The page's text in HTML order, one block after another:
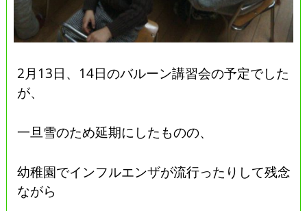
2月13日、14日のバルーン講習会の予定でした
が、
一旦雪のため延期にしたものの、
幼稚園でインフルエンザが流行ったりして残念
ながら